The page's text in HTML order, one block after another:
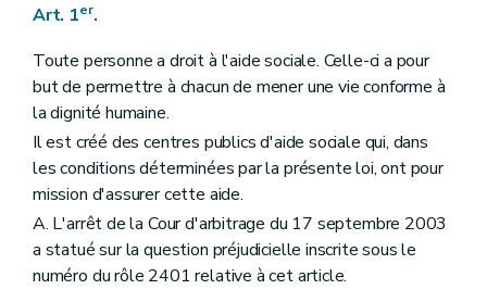
Art. 25
Art. 25
Art. 26bis
Art. 26ter
Art. 27
Art. 27
Art. 28
Art. 29
Art. 30
Art. 31
Art. 31bis
Art. 32
Art. 33
Art. 1er.
Toute personne a droit à l'aide sociale. Celle-ci a pour
but de permettre à chacun de mener une vie conforme à
la dignité humaine.
Il est créé des centres publics d'aide sociale qui, dans
les conditions déterminées par la présente loi, ont pour
mission d'assurer cette aide.
A. L'arrêt de la Cour d'arbitrage du 17 septembre 2003
a statué sur la question préjudicielle inscrite sous le
numéro du rôle 2401 relative à cet article.